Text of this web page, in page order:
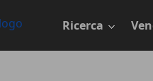
Ricerca